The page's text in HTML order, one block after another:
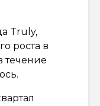
Truly,
роста в
течение